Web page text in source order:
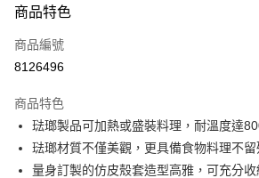
全家取貨（下單付款）後，現貨商品將於 3
每筆NT$75，滿NT$1,199(含以上)免運費
7-11取貨（下單付款）後，現貨商品將於 3
（不含訂購當天與例假日）
商品特色
商品編號
8126496
商品特色
琺瑯製品可加熱或盛裝料理，耐溫度達
琺瑯材質不僅美觀，更具備食物料理不
量身訂製的仿皮殼套造型高雅，可充分